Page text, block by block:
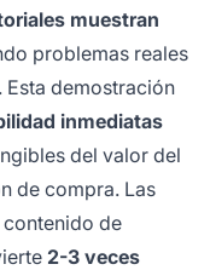
muestran
problemas reales
Esta demostración
inmediatas
del valor del
de compra. Las
de
2-3 veces